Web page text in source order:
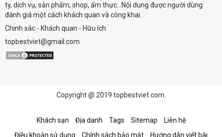
ty, dịch vụ, sản phẩm, shop, ẩm thực...Nội dung được người dùng
đánh giá một cách khách quan và công khai.
Chinh xác - Khách quan - Hữu ích
topbestviet@gmail.com
Copyright @ 2019 topbestviet.com.
Khách sạn Địa danh Tags Sitemap
Liên hệ
Điều khoản sử dụng
Chính sách bảo mật Hướng dẫn viết bài